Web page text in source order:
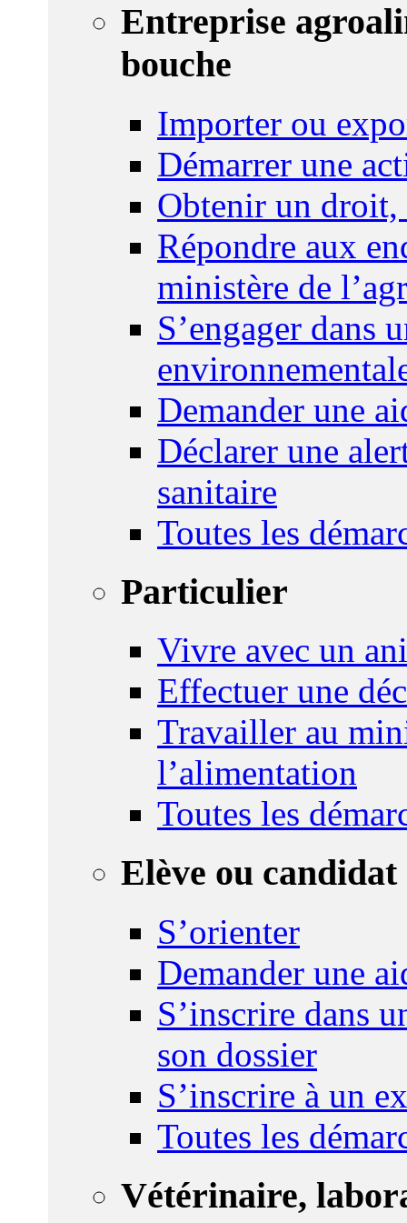
Entreprise
bouche
Importer ou
Démarrer une
Obtenir un droit,
Répondre aux
ministère de
S’engager dans
Demander une
Déclarer une
sanitaire
Toutes les
Particulier
Vivre avec un
Effectuer une
Travailler au
l’alimentation
Toutes les
Elève ou candidat
S’orienter
Demander une
S’inscrire dans
son dossier
S’inscrire à un
Toutes les
Vétérinaire,